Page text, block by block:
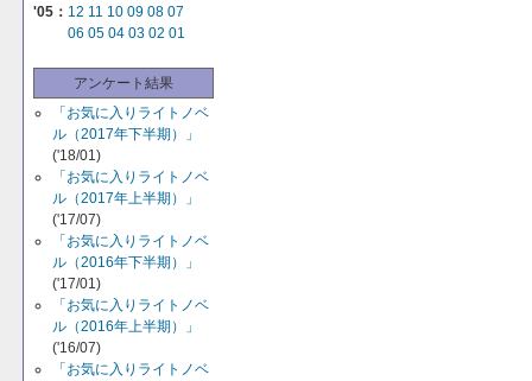
'05： 12 11 10 09 08 07
06 05 04 03 02 01
アンケート結果
「お気に入りライトノベ
ル（2017年下半期）」
('18/01)
「お気に入りライトノベ
ル（2017年上半期）」
('17/07)
「お気に入りライトノベ
ル（2016年下半期）」
('17/01)
「お気に入りライトノベ
ル（2016年上半期）」
('16/07)
「お気に入りライトノベ